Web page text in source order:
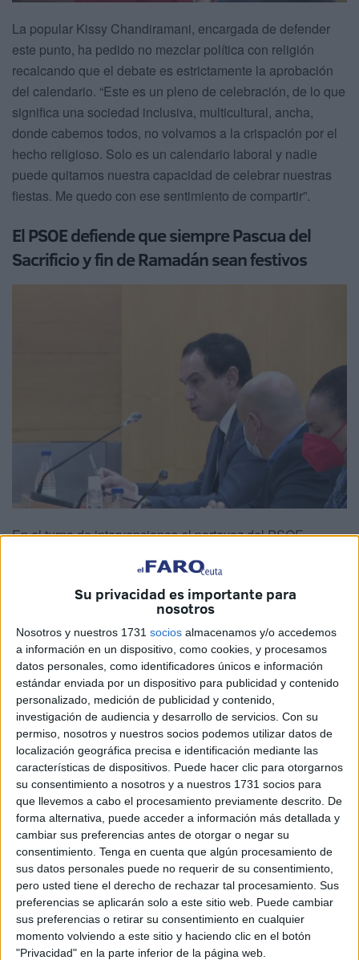
Su privacidad es importante para
nosotros
Nosotros y nuestros 1731 socios almacenamos y/o accedemos
a información en un dispositivo, como cookies, y procesamos
datos personales, como identificadores únicos e información
estándar enviada por un dispositivo para publicidad y contenido
personalizado, medición de publicidad y contenido,
investigación de audiencia y desarrollo de servicios. Con su
permiso, nosotros y nuestros socios podemos utilizar datos de
localización geográfica precisa e identificación mediante las
características de dispositivos. Puede hacer clic para otorgarnos
su consentimiento a nosotros y a nuestros 1731 socios para
que llevemos a cabo el procesamiento previamente descrito. De
forma alternativa, puede acceder a información más detallada y
cambiar sus preferencias antes de otorgar o negar su
consentimiento. Tenga en cuenta que algún procesamiento de
sus datos personales puede no requerir de su consentimiento,
pero usted tiene el derecho de rechazar tal procesamiento. Sus
preferencias se aplicarán solo a este sitio web. Puede cambiar
sus preferencias o retirar su consentimiento en cualquier
momento volviendo a este sitio y haciendo clic en el botón
"Privacidad" en la parte inferior de la página web.
La popular Kissy Chandiramani, encargada de defender
este punto, ha pedido no mezclar política con religión
recalcando que el debate es estrictamente la aprobación
del calendario. “Este es un pleno de celebración, de lo que
significa una sociedad inclusiva, multicultural, ancha,
donde cabemos todos, no volvamos a la crispación por el
hecho religioso. Solo es un calendario laboral y nadie
puede quitarnos nuestra capacidad de celebrar nuestras
fiestas. Me quedo con ese sentimiento de compartir”.
El PSOE defiende que siempre Pascua del
Sacrificio y fin de Ramadán sean festivos
En el turno de intervenciones el portavoz del PSOE,
Manuel Hernández, ha indicado que tras varias vicisitudes
se ha podido por fin llevar a pleno la asignación de los dos
festivos, destacando el compromiso que tenía su partido
con los electores para poner en valor las dos grandes
fiestas para los musulmanes, considerando además que
ambas deben ser ya definitivas en todos los próximos
calendarios. “Vamos a ser fieles y coherentes con nuestro
programa electoral. Ya en 2020 propusimos la fiesta de
final de Ramadán pero nuestra propuesta no fue aceptada
por el PP y Vox”, ha recordado Hernández.
“Todos los ciudadanos deben de sentirse representados
en el calendario, ya que las fiestas son una parte esencial
de nuestra convivencia”, ha aclarado, considerando que
incluir el fin de Ramadán supone una “reivindicación
histórica de la comunidad musulmana y nosotros
defendemos un calendario que apueste por la diversidad
cultural, sin que prime una sobre otra. La fiesta de final de
Ramadán ya está recogida en el calendario escolar, debe
ahora recogerse en el laboral”, ha expuesto Hernández.